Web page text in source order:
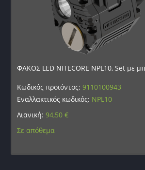
ΦΑΚΟΣ LED NITECORE NPL10, Set με
Κωδικός προϊόντος:9110100943
Εναλλακτικός κωδικός: NPL10
Λιανική:94,50€
Σε απόθεμα